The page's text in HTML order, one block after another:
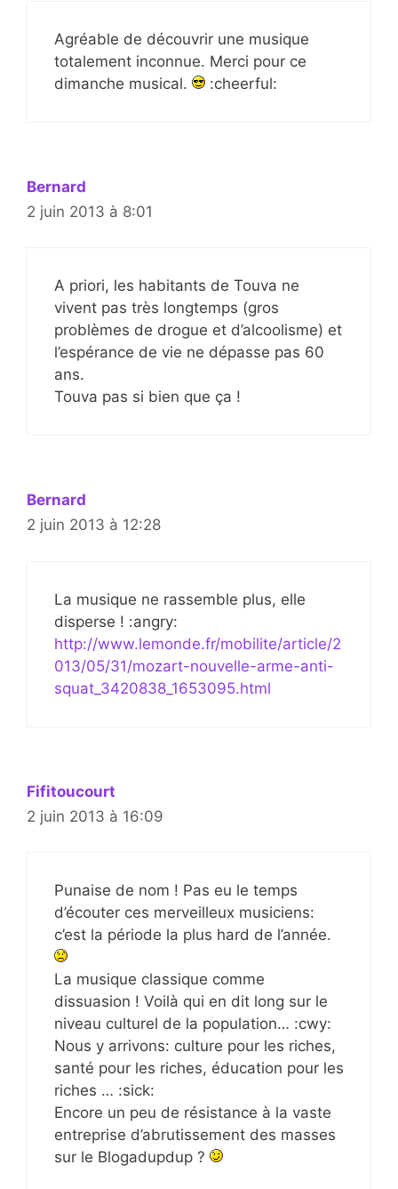
Agréable de découvrir une musique
totalement inconnue. Merci pour ce
dimanche musical.
:cheerful:
Bernard
2 juin 2013 à 8:01
A priori, les habitants de Touva ne
vivent pas très longtemps (gros
problèmes de drogue et d’alcoolisme) et
l’espérance de vie ne dépasse pas 60
ans.
Touva pas si bien que ça !
Bernard
2 juin 2013 à 12:28
La musique ne rassemble plus, elle
disperse ! :angry:
http://www.lemonde.fr/mobilite/article/2
013/05/31/mozart-nouvelle-arme-anti-
squat_3420838_1653095.html
Fifitoucourt
2 juin 2013 à 16:09
Punaise de nom ! Pas eu le temps
d’écouter ces merveilleux musiciens:
c’est la période la plus hard de l’année.
La musique classique comme
dissuasion ! Voilà qui en dit long sur le
niveau culturel de la population… :cwy:
Nous y arrivons: culture pour les riches,
santé pour les riches, éducation pour les
riches … :sick:
Encore un peu de résistance à la vaste
entreprise d’abrutissement des masses
sur le Blogadupdup ?